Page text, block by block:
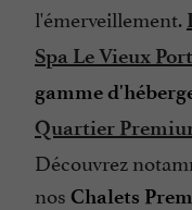
Lave Linge
Laverie Automobile
Location de Mobil
Location de Mobil
l'émerveillement.
Spa Le Vieux
gamme
Quartier
Découvrez
nos Chalets